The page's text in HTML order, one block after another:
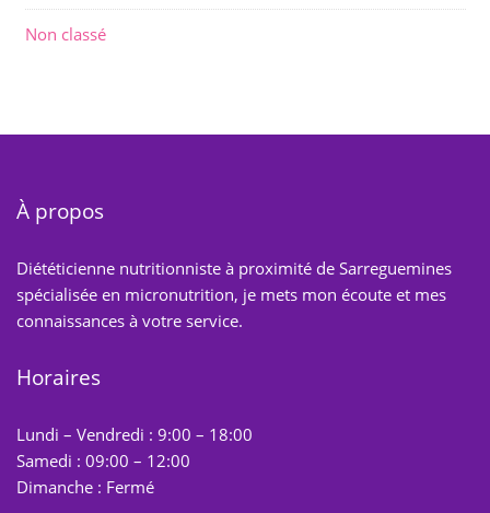
Non classé
À propos
Diététicienne nutritionniste à proximité de Sarreguemines
spécialisée en micronutrition, je mets mon écoute et mes
connaissances à votre service.
Horaires
Lundi – Vendredi : 9:00 – 18:00
Samedi : 09:00 – 12:00
Dimanche : Fermé